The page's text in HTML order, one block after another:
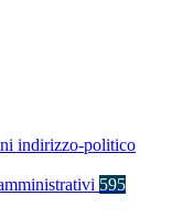
indirizzo-politico
595